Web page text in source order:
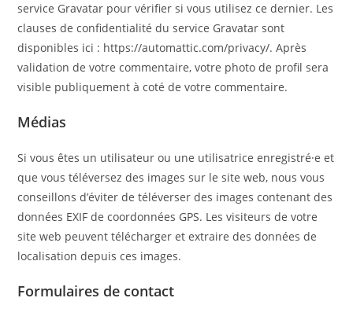
service Gravatar pour vérifier si vous utilisez ce dernier. Les
clauses de confidentialité du service Gravatar sont
disponibles ici : https://automattic.com/privacy/. Après
validation de votre commentaire, votre photo de profil sera
visible publiquement à coté de votre commentaire.
Médias
Si vous êtes un utilisateur ou une utilisatrice enregistré·e et
que vous téléversez des images sur le site web, nous vous
conseillons d’éviter de téléverser des images contenant des
données EXIF de coordonnées GPS. Les visiteurs de votre
site web peuvent télécharger et extraire des données de
localisation depuis ces images.
Formulaires de contact